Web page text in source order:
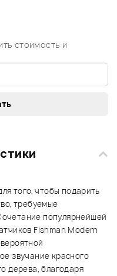
стоимость и
того, чтобы подарить
требуемые
популярнейшей
Fishman Modern
звучание красного
дерева, благодаря